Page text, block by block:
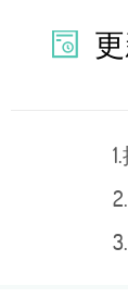
1.
2.
3.